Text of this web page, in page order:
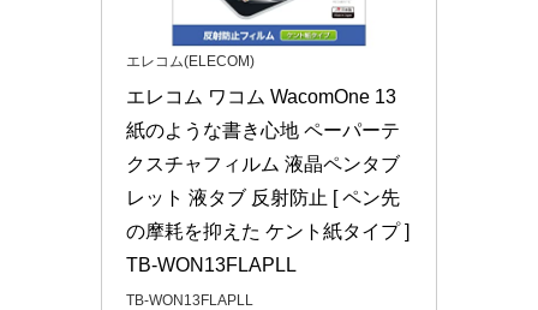
エレコム(ELECOM)
エレコム ワコム WacomOne 13
紙のような書き心地 ペーパーテ
クスチャフィルム 液晶ペンタブ
レット 液タブ 反射防止 [ ペン先
の摩耗を抑えた ケント紙タイプ ]
TB-WON13FLAPLL
TB-WON13FLAPLL